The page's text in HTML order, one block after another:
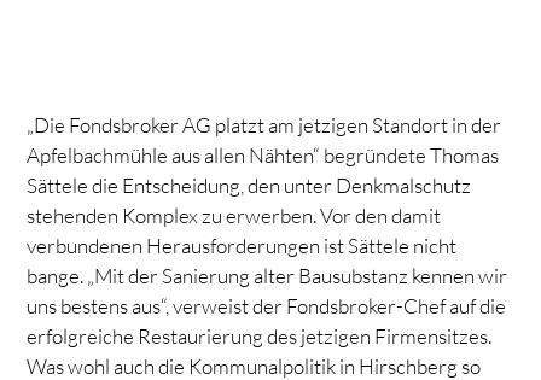
„Die Fondsbroker AG platzt am jetzigen Standort in der
Apfelbachmühle aus allen Nähten“ begründete Thomas
Sättele die Entscheidung, den unter Denkmalschutz
stehenden Komplex zu erwerben. Vor den damit
verbundenen Herausforderungen ist Sättele nicht
bange. „Mit der Sanierung alter Bausubstanz kennen wir
uns bestens aus“, verweist der Fondsbroker-Chef auf die
erfolgreiche Restaurierung des jetzigen Firmensitzes.
Was wohl auch die Kommunalpolitik in Hirschberg so